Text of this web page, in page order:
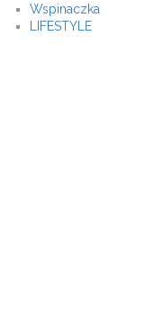
Wspinaczka
LIFESTYLE